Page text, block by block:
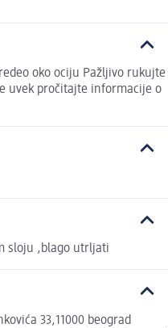
oko ociju Pažljivo rukujte
uvek pročitajte informacije o
sloju ,blago utrljati
33,11000 beograd